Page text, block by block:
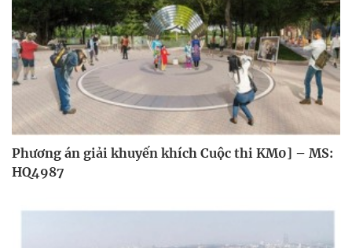
Phương án giải khuyến khích Cuộc thi KM0] – MS:
HQ4987